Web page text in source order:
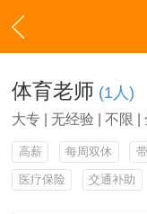
体育老师 (1人)
大专 | 无经验 | 不限 |
高薪 每周双休
医疗保险 交通补助